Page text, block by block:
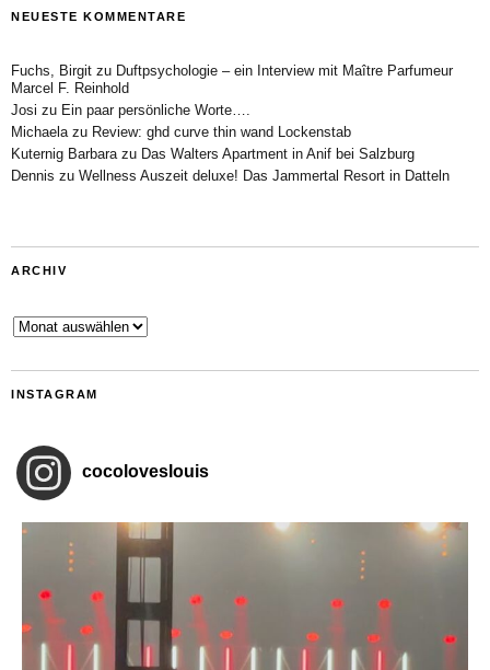
NEUESTE KOMMENTARE
Fuchs, Birgit zu Duftpsychologie – ein Interview mit Maître Parfumeur
Marcel F. Reinhold
Josi zu Ein paar persönliche Worte….
Michaela zu Review: ghd curve thin wand Lockenstab
Kuternig Barbara zu Das Walters Apartment in Anif bei Salzburg
Dennis zu Wellness Auszeit deluxe! Das Jammertal Resort in Datteln
ARCHIV
Archiv
INSTAGRAM
cocoloveslouis